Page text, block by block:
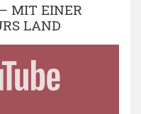
MIT EINER
LAND